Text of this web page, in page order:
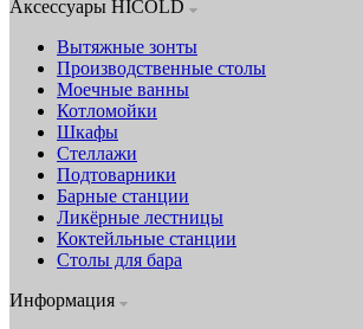
Аксессуары HICOLD
Вытяжные зонты
Производственные столы
Моечные ванны
Котломойки
Шкафы
Стеллажи
Подтоварники
Барные станции
Ликёрные лестницы
Коктейльные станции
Столы для бара
Информация